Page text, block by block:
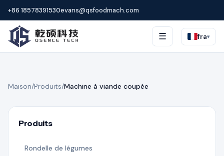
+86 18578391530evans@qsfoodmach.com
☰ fra▾
Maison/Produits/Machine à viande coupée
Produits
Rondelle de légumes